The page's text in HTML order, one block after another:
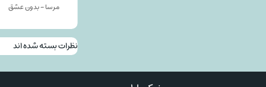
مرسا - بدون عشق
نظرات بسته شده اند